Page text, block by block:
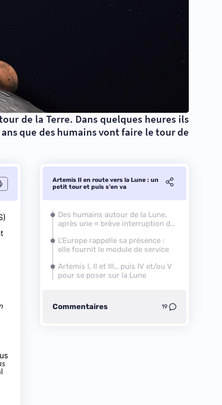
de la Terre. Dans quelques heures ils
que des humains vont faire le tour de
Artemis II en route vers la Lune : un
petit tour et puis s’en va
Des humains autour de la Lune,
après une « brève interruption de
L'Europe rappelle sa présence :
elle fournit le module de service
Artemis I, II et III… puis IV et/ou V
pour se poser sur la Lune
Commentaires 19